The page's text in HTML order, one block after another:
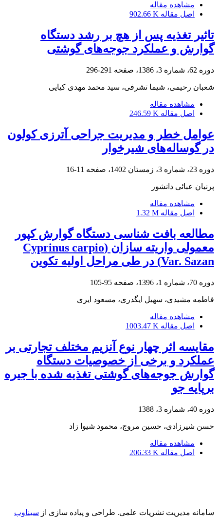
مشاهده مقاله
اصل مقاله 902.66 K
تاثیر تغذیه پس از هچ بر رشد دستگاه
گوارش و عملکرد جوجه‌های گوشتی
دوره 62، شماره 3، 1386، صفحه 291-296
شعبان رحیمی، شیما تشرفی، سید محمد مهدی کیایی
مشاهده مقاله
اصل مقاله 246.59 K
عوامل خطر و مدیریت جراحی آترزی کولون
در گوساله‌های شیرخوار
دوره 23، شماره 3، زمستان 1402، صفحه 11-16
پرنیان عبائی دانشور
مشاهده مقاله
اصل مقاله 1.32 M
مطالعه بافت شناسی دستگاه گوارش کپور
معمولی واریته سازان (Cyprinus carpio
Var. Sazan) در طی مراحل اولیه تکوین
دوره 70، شماره 1، 1396، صفحه 95-105
فاطمه مشیدی، سهیل ایگدری، مسعود ایری
مشاهده مقاله
اصل مقاله 1003.47 K
مقایسه اثر چهار نوع آنزیم مختلف تجارتی بر
عملکرد و برخی از خصوصیات دستگاه
گوارش جوجه‌های گوشتی تغذیه شده با جیره
برپایه جو
دوره 40، شماره 3، 1388
حسن شیرزادی، حسین مروج، محمود شیوا زاد
مشاهده مقاله
اصل مقاله 206.33 K
سامانه مدیریت نشریات علمی. طراحی و پیاده سازی از سیناوب